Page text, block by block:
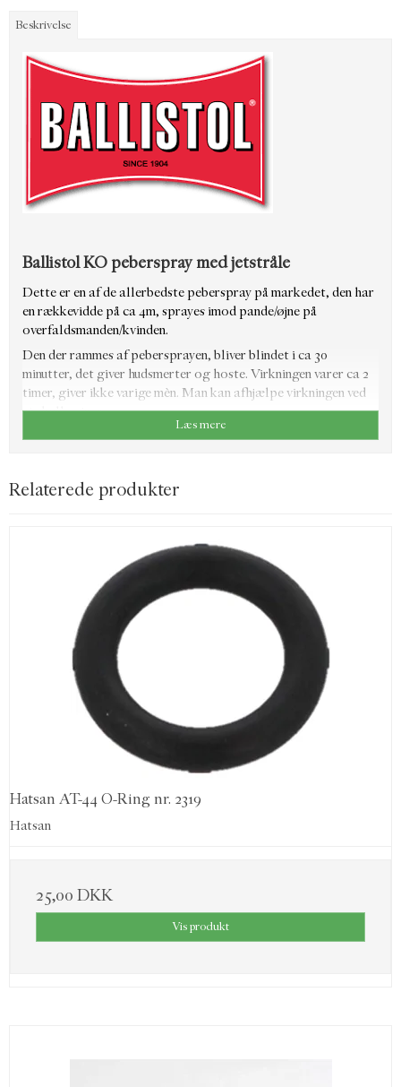
Beskrivelse
Ballistol KO peberspray med jetstråle
Dette er en af de allerbedste peberspray på markedet, den har
en rækkevidde på ca 4m, sprayes imod pande/øjne på
overfaldsmanden/kvinden.
Den der rammes af pebersprayen, bliver blindet i ca 30
minutter, det giver hudsmerter og hoste. Virkningen varer ca 2
timer, giver ikke varige mèn. Man kan afhjælpe virkningen ved
at skylle øjnene.
Brugsanvisning:
2. Afsikre pebersprayen.
VIGTIG INFO: Da det kun er personer over 18 år, der må købe
peberspray, så skal du ved køb, sende/medbringe en kopi at
legitimation, kørekort/sygesikring eller lignende til: 25940815
eller på: sales@sie-hunting.com
Det er vigtigt at man straks efter købet, fragter pebersprayen
hjem, den er kun lovlig at opbevare i hjemmet, har man
peberspray med i det offentlige rum, koster det en bøde, da det
er, at sammenligne med et våben.
Læs mere
Relaterede produkter
Hatsan AT-44 O-Ring nr. 2319
Hatsan
25,00 DKK
Vis produkt